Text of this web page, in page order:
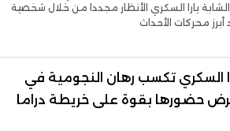
يارا السكري الأنظار مجددا من خلال شخصية
محركات الأحداث
السكري تكسب رهان النجومية في
حضورها بقوة على خريطة دراما